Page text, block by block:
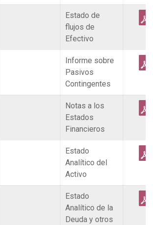
Estado de
flujos de
Efectivo
Informe sobre
Pasivos
Contingentes
Notas a los
Estados
Financieros
Estado
Analítico del
Activo
Estado
Analítico de la
Deuda y otros